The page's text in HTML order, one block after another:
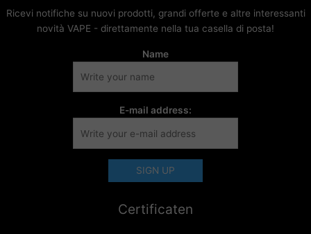
Ricevi notifiche su nuovi prodotti, grandi offerte e altre interessanti
novità VAPE - direttamente nella tua casella di posta!
Name
E-mail address:
Certificaten